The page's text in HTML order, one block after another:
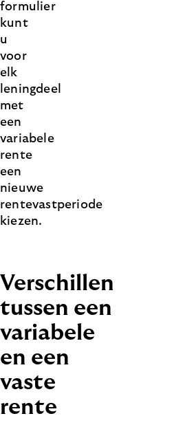
formulier
kunt
u
voor
elk
leningdeel
met
een
variabele
rente
een
nieuwe
rentevastperiode
kiezen.
Verschillen
tussen een
variabele
en een
vaste
rente